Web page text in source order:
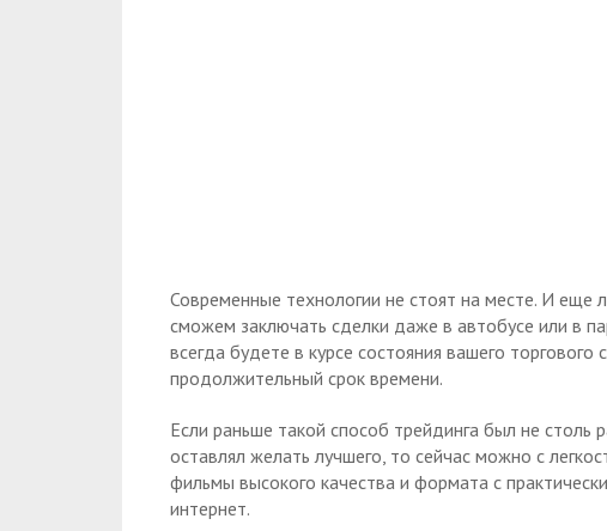
Современные технологии не стоят на месте. И еще
сможем заключать сделки даже в автобусе или в
всегда будете в курсе состояния вашего
продолжительный срок времени.
Если раньше такой способ трейдинга был не столь
оставлял желать лучшего, то сейчас можно с
фильмы высокого качества и формата с
интернет.